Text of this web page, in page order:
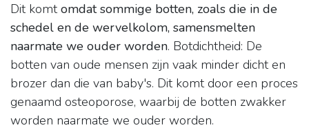
Dit komtomdat sommige botten, zoals die in de
schedel en de wervelkolom, samensmelten
naarmate we ouder worden. Botdichtheid: De
botten van oude mensen zijn vaak minder dicht en
brozer dan die van baby's. Dit komt door een proces
genaamd osteoporose, waarbij de botten zwakker
worden naarmate we ouder worden.